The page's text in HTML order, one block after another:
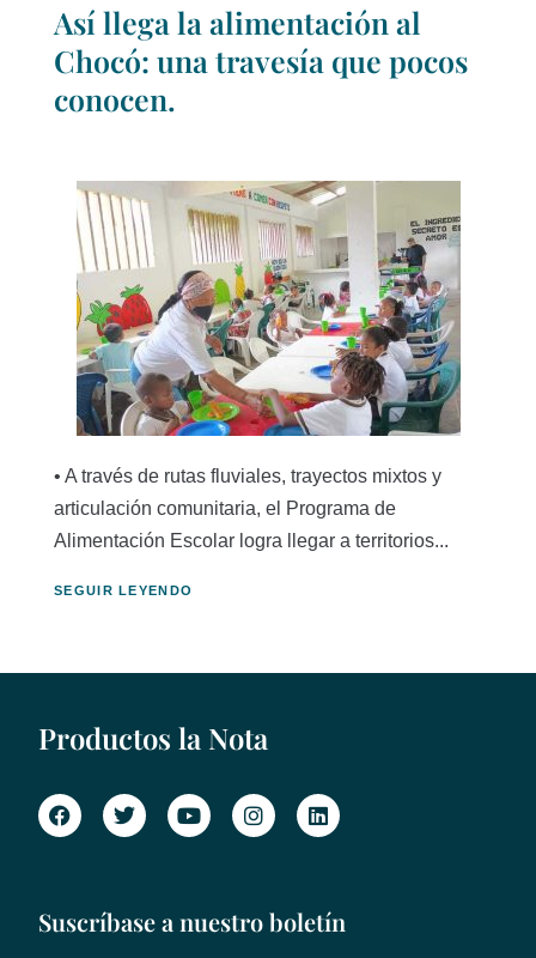
Así llega la alimentación al
Chocó: una travesía que pocos
conocen.
• A través de rutas fluviales, trayectos mixtos y
articulación comunitaria, el Programa de
Alimentación Escolar logra llegar a territorios...
SEGUIR LEYENDO
Productos la Nota
Suscríbase a nuestro boletín